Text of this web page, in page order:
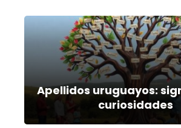
Apellidos uruguayos:
curiosidades